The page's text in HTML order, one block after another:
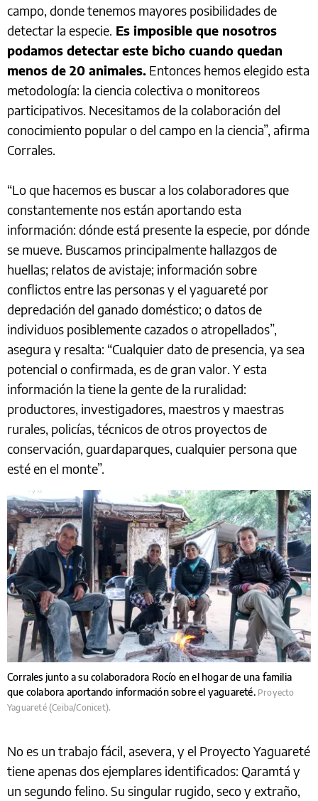
campo, donde tenemos mayores posibilidades de
detectar la especie. Es imposible que nosotros
podamos detectar este bicho cuando quedan
menos de 20 animales. Entonces hemos elegido esta
metodología: la ciencia colectiva o monitoreos
participativos. Necesitamos de la colaboración del
conocimiento popular o del campo en la ciencia”, afirma
Corrales.
“Lo que hacemos es buscar a los colaboradores que
constantemente nos están aportando esta
información: dónde está presente la especie, por dónde
se mueve. Buscamos principalmente hallazgos de
huellas; relatos de avistaje; información sobre
conflictos entre las personas y el yaguareté por
depredación del ganado doméstico; o datos de
individuos posiblemente cazados o atropellados”,
asegura y resalta: “Cualquier dato de presencia, ya sea
potencial o confirmada, es de gran valor. Y esta
información la tiene la gente de la ruralidad:
productores, investigadores, maestros y maestras
rurales, policías, técnicos de otros proyectos de
conservación, guardaparques, cualquier persona que
esté en el monte”.
Corrales junto a su colaboradora Rocío en el hogar de una familia
que colabora aportando información sobre el yaguareté. Proyecto
Yaguareté (Ceiba/Conicet).
No es un trabajo fácil, asevera, y el Proyecto Yaguareté
tiene apenas dos ejemplares identificados: Qaramtá y
un segundo felino. Su singular rugido, seco y extraño,